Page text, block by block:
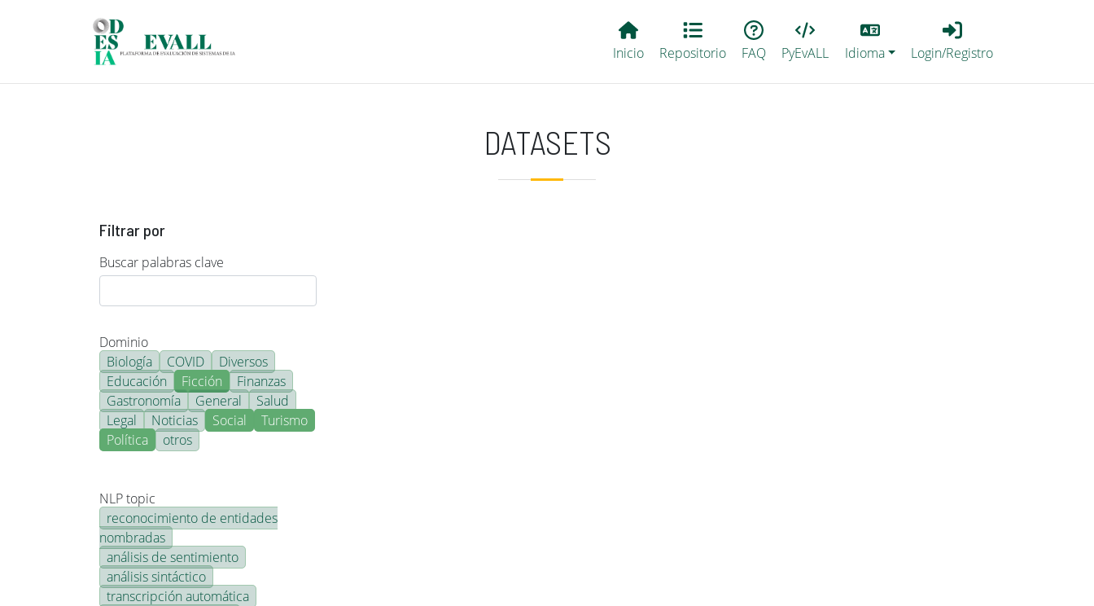
Main EvALL
Inicio Repositorio FAQ PyEvALL
Lang
Idioma
Login_Registro
Login/Registro
DATASETS
Filtrar por
Buscar palabras clave
Dominio
Biología
COVID
Diversos
Educación
Ficción
Finanzas
Gastronomía
General
Salud
Legal
Noticias Social
Turismo
Política
otros
NLP topic
reconocimiento de entidades
nombradas
análisis de sentimiento
análisis sintáctico
transcripción automática